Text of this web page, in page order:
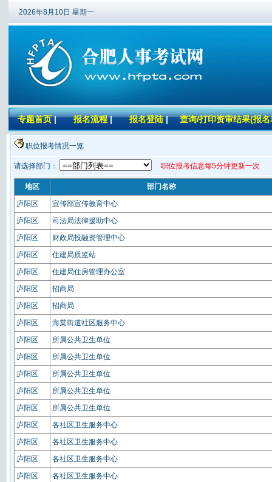
2026年8月10日 星期一
专题首页 | 报名流程| 报名登陆 | 查询/打印资审结果(报名
职位报考情况一览
请选择部门： 职位报考信息每5分钟更新一次
地区
部门名称
庐阳区
宣传部宣传教育中心
庐阳区
司法局法律援助中心
庐阳区
财政局投融资管理中心
庐阳区
住建局质监站
庐阳区
住建局住房管理办公室
庐阳区
招商局
庐阳区
招商局
庐阳区
海棠街道社区服务中心
庐阳区
所属公共卫生单位
庐阳区
所属公共卫生单位
庐阳区
所属公共卫生单位
庐阳区
所属公共卫生单位
庐阳区
所属公共卫生单位
庐阳区
各社区卫生服务中心
庐阳区
各社区卫生服务中心
庐阳区
各社区卫生服务中心
庐阳区
各社区卫生服务中心